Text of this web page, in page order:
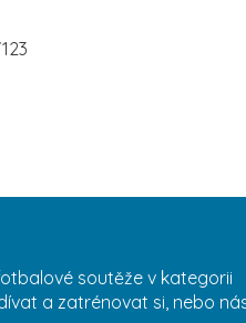
soutěže v kategorii
a zatrénovat si, nebo